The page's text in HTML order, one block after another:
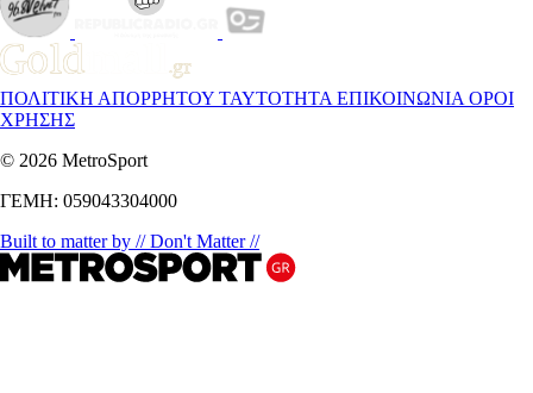
ΠΟΛΙΤΙΚΗ ΑΠΟΡΡΗΤΟΥ ΤΑΥΤΟΤΗΤΑ ΕΠΙΚΟΙΝΩΝΙΑ ΟΡΟΙ
ΧΡΗΣΗΣ
© 2026 MetroSport
ΓΕΜΗ: 059043304000
Built to matter by // Don't Matter //